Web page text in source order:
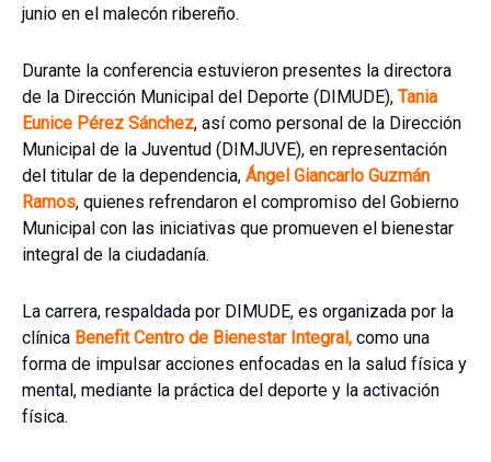
junio en el malecón ribereño.
Durante la conferencia estuvieron presentes la directora
de la Dirección Municipal del Deporte (DIMUDE), Tania
Eunice Pérez Sánchez, así como personal de la Dirección
Municipal de la Juventud (DIMJUVE), en representación
del titular de la dependencia, Ángel Giancarlo Guzmán
Ramos, quienes refrendaron el compromiso del Gobierno
Municipal con las iniciativas que promueven el bienestar
integral de la ciudadanía.
La carrera, respaldada por DIMUDE, es organizada por la
clínica Benefit Centro de Bienestar Integral, como una
forma de impulsar acciones enfocadas en la salud física y
mental, mediante la práctica del deporte y la activación
física.